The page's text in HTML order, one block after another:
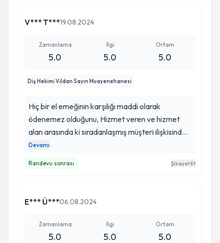
V*** T***19.08.2024
Zamanlama
5.0
İlgi
5.0
Ortam
5.0
Diş Hekimi Vildan Sayın Muayenehanesi
Hiç bir el emeğinin karşılığı maddi olarak
ödenemez olduğunu, Hizmet veren ve hizmet
alan arasında ki sıradanlaşmış müşteri ilişkisinden
çok uzak, Samimiyetiyle, İçtenliğiyle, Kendimizin
Devamı
Randevu sonrası Şikayet Et
E*** Ü***06.08.2024
Zamanlama
5.0
İlgi
5.0
Ortam
5.0